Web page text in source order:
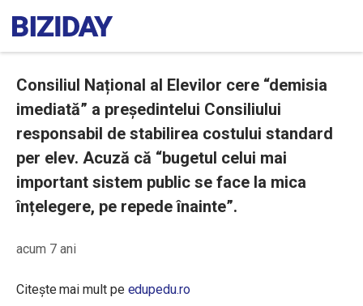
Consiliul Național al Elevilor cere “demisia
imediată” a președintelui Consiliului
responsabil de stabilirea costului standard
per elev. Acuză că “bugetul celui mai
important sistem public se face la mica
înțelegere, pe repede înainte”.
acum 7 ani
Citește mai mult pe edupedu.ro